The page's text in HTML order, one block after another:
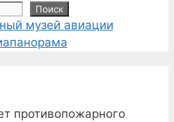
Поиск
противопожарного